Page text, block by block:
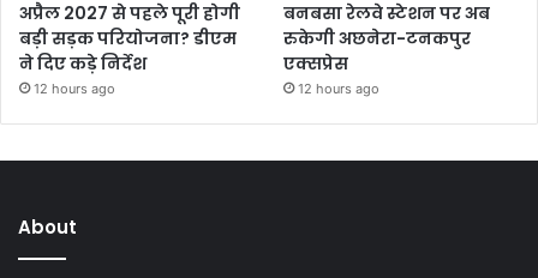
अप्रैल 2027 से पहले पूरी होगी
बड़ी सड़क परियोजना? डीएम
ने दिए कड़े निर्देश
12 hours ago
बनबसा रेलवे स्टेशन पर अब
रुकेगी अछनेरा-टनकपुर
एक्सप्रेस
12 hours ago
About